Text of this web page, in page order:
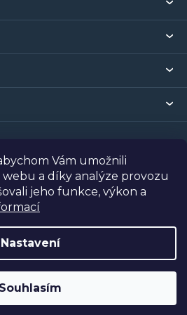
Vám umožnili
a díky analýze provozu
jeho funkce, výkon a
Nastavení
Souhlasím
| NakódovalShopcode
Metro Florenc. Všechna práva
vyhrazena.